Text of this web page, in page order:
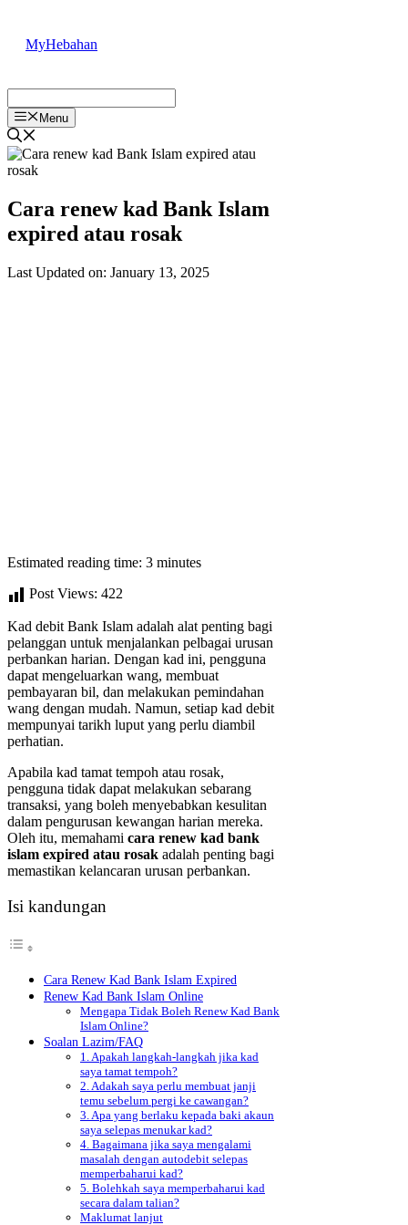
content
MyHebahan
Menu
Cara renew kad Bank Islam
expired atau rosak
Last Updated on: January 13, 2025
Estimated reading time: 3 minutes
Post Views: 422
Kad debit Bank Islam adalah alat penting bagi
pelanggan untuk menjalankan pelbagai urusan
perbankan harian. Dengan kad ini, pengguna
dapat mengeluarkan wang, membuat
pembayaran bil, dan melakukan pemindahan
wang dengan mudah. Namun, setiap kad debit
mempunyai tarikh luput yang perlu diambil
perhatian.
Apabila kad tamat tempoh atau rosak,
pengguna tidak dapat melakukan sebarang
transaksi, yang boleh menyebabkan kesulitan
dalam pengurusan kewangan harian mereka.
Oleh itu, memahami cara renew kad bank
islam expired atau rosak adalah penting bagi
memastikan kelancaran urusan perbankan.
Isi kandungan
Cara Renew Kad Bank Islam Expired
Renew Kad Bank Islam Online
Mengapa Tidak Boleh Renew Kad Bank
Islam Online?
Soalan Lazim/FAQ
1. Apakah langkah-langkah jika kad
saya tamat tempoh?
2. Adakah saya perlu membuat janji
temu sebelum pergi ke cawangan?
3. Apa yang berlaku kepada baki akaun
saya selepas menukar kad?
4. Bagaimana jika saya mengalami
masalah dengan autodebit selepas
memperbaharui kad?
5. Bolehkah saya memperbaharui kad
secara dalam talian?
Maklumat lanjut